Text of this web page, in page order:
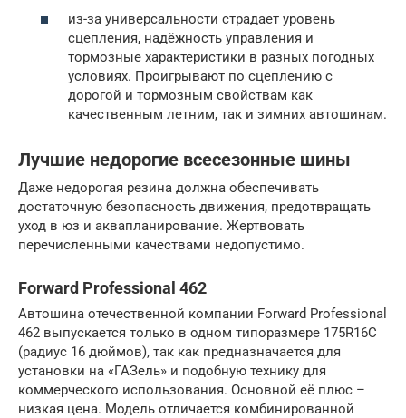
из-за универсальности страдает уровень
сцепления, надёжность управления и
тормозные характеристики в разных погодных
условиях. Проигрывают по сцеплению с
дорогой и тормозным свойствам как
качественным летним, так и зимних автошинам.
Лучшие недорогие всесезонные шины
Даже недорогая резина должна обеспечивать
достаточную безопасность движения, предотвращать
уход в юз и аквапланирование. Жертвовать
перечисленными качествами недопустимо.
Forward Professional 462
Автошина отечественной компании Forward Professional
462 выпускается только в одном типоразмере 175R16C
(радиус 16 дюймов), так как предназначается для
установки на «ГАЗель» и подобную технику для
коммерческого использования. Основной её плюс –
низкая цена. Модель отличается комбинированной